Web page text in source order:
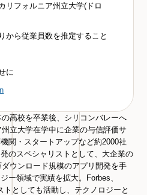
リフォルニア州立大学(ドロ
から従業員数を推定すること
に
高校を卒業後、シリコンバレーへ
立大学在学中に企業の与信評価サ
関・ スタートアップなど約2000社
のスペシャリストとして、 大企業の
ウンロード規模のアプリ開発を手
ー領域で実績を拡大。Forbes、
としても活動し、 テクノロジーと